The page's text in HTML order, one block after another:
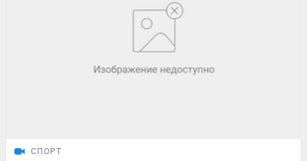
СПОРТ